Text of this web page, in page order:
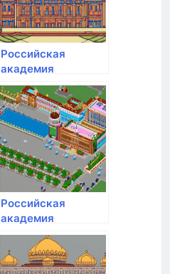
Российская
академия
народного
хозяйства и
государственной
службы при
Президенте РФ
Российская
академия
адвокатуры и
нотариата